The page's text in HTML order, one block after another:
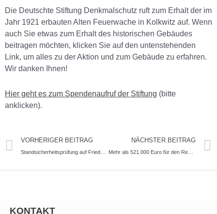
Die Deutschte Stiftung Denkmalschutz ruft zum Erhalt der im
Jahr 1921 erbauten Alten Feuerwache in Kolkwitz auf. Wenn
auch Sie etwas zum Erhalt des historischen Gebäudes
beitragen möchten, klicken Sie auf den untenstehenden
Link, um alles zu der Aktion und zum Gebäude zu erfahren.
Wir danken Ihnen!
Hier geht es zum Spendenaufruf der Stiftung (bitte
anklicken).
VORHERIGER BEITRAG NÄCHSTER BEITRAG
Mehr als 521.000 Euro für den ReUse Hub Kolkwitz
KONTAKT